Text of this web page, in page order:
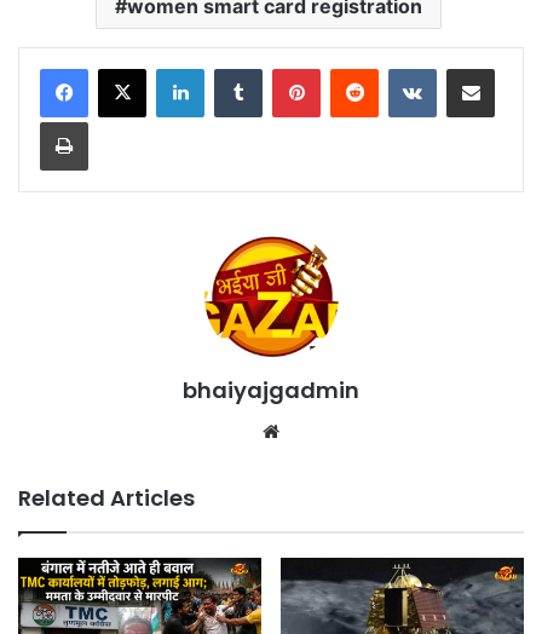
women smart card registration
LinkedInTumblr PinterestReddit VKontakteShare via Email
Print
bhaiyajgadmin
Related Articles